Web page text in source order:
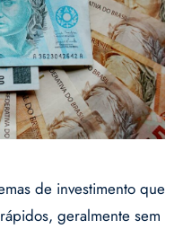
de investimento que
geralmente sem